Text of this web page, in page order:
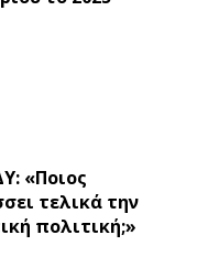
«Ποιος
τελικά την
πολιτική;»